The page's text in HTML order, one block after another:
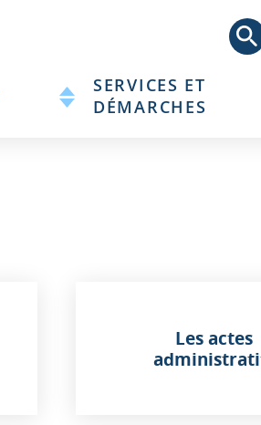
principalSERVICES ET
DÉMARCHES
Les actes